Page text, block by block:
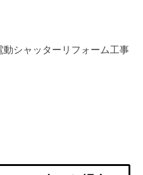
シャッターリフォーム工事